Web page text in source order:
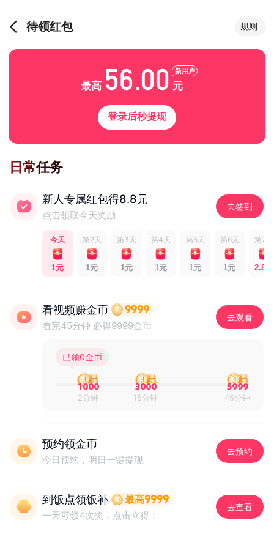
待领红包 规则
最高 56.00 新用户
元
登录后秒提现
日常任务
新人专属红包得8.8元
点击领取今天奖励
去签到
今天
1元
第2天
1元
第3天
1元
第4天
1元
第5天
1元
第6天
1元
第7天
2.8元
看视频赚金币 9999
看完45分钟 必得9999金币
去观看
已领0金币
1000
2分钟
3000
15分钟
5999
45分钟
预约领金币
今日预约，明日一键提现
去预约
到饭点领饭补 最高9999
一天可领4次奖，点击立得！
去查看